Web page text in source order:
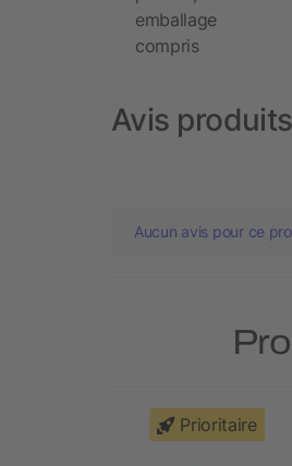
emballage
compris
Avis produits
Aucun avis pour ce
Prioritaire